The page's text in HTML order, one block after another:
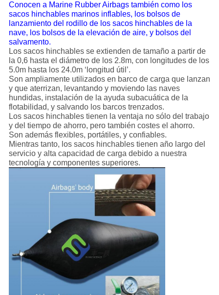
Conocen a Marine Rubber Airbags también como los
sacos hinchables marinos inflables, los bolsos de
lanzamiento del rodillo de los sacos hinchables de la
nave, los bolsos de la elevación de aire, y bolsos del
salvamento.
Los sacos hinchables se extienden de tamaño a partir de
la 0,6 hasta el diámetro de los 2.8m, con longitudes de los
5.0m hasta los 24.0m ‘longitud útil’.
Son ampliamente utilizados en barco de carga que lanzan
y que aterrizan, levantando y moviendo las naves
hundidas, instalación de la ayuda subacuática de la
flotabilidad, y salvando los barcos trenzados.
Los sacos hinchables tienen la ventaja no sólo del trabajo
y del tiempo de ahorro, pero también costes el ahorro.
Son además flexibles, portátiles, y confiables.
Mientras tanto, los sacos hinchables tienen año largo del
servicio y alta capacidad de carga debido a nuestra
tecnología y componentes superiores.